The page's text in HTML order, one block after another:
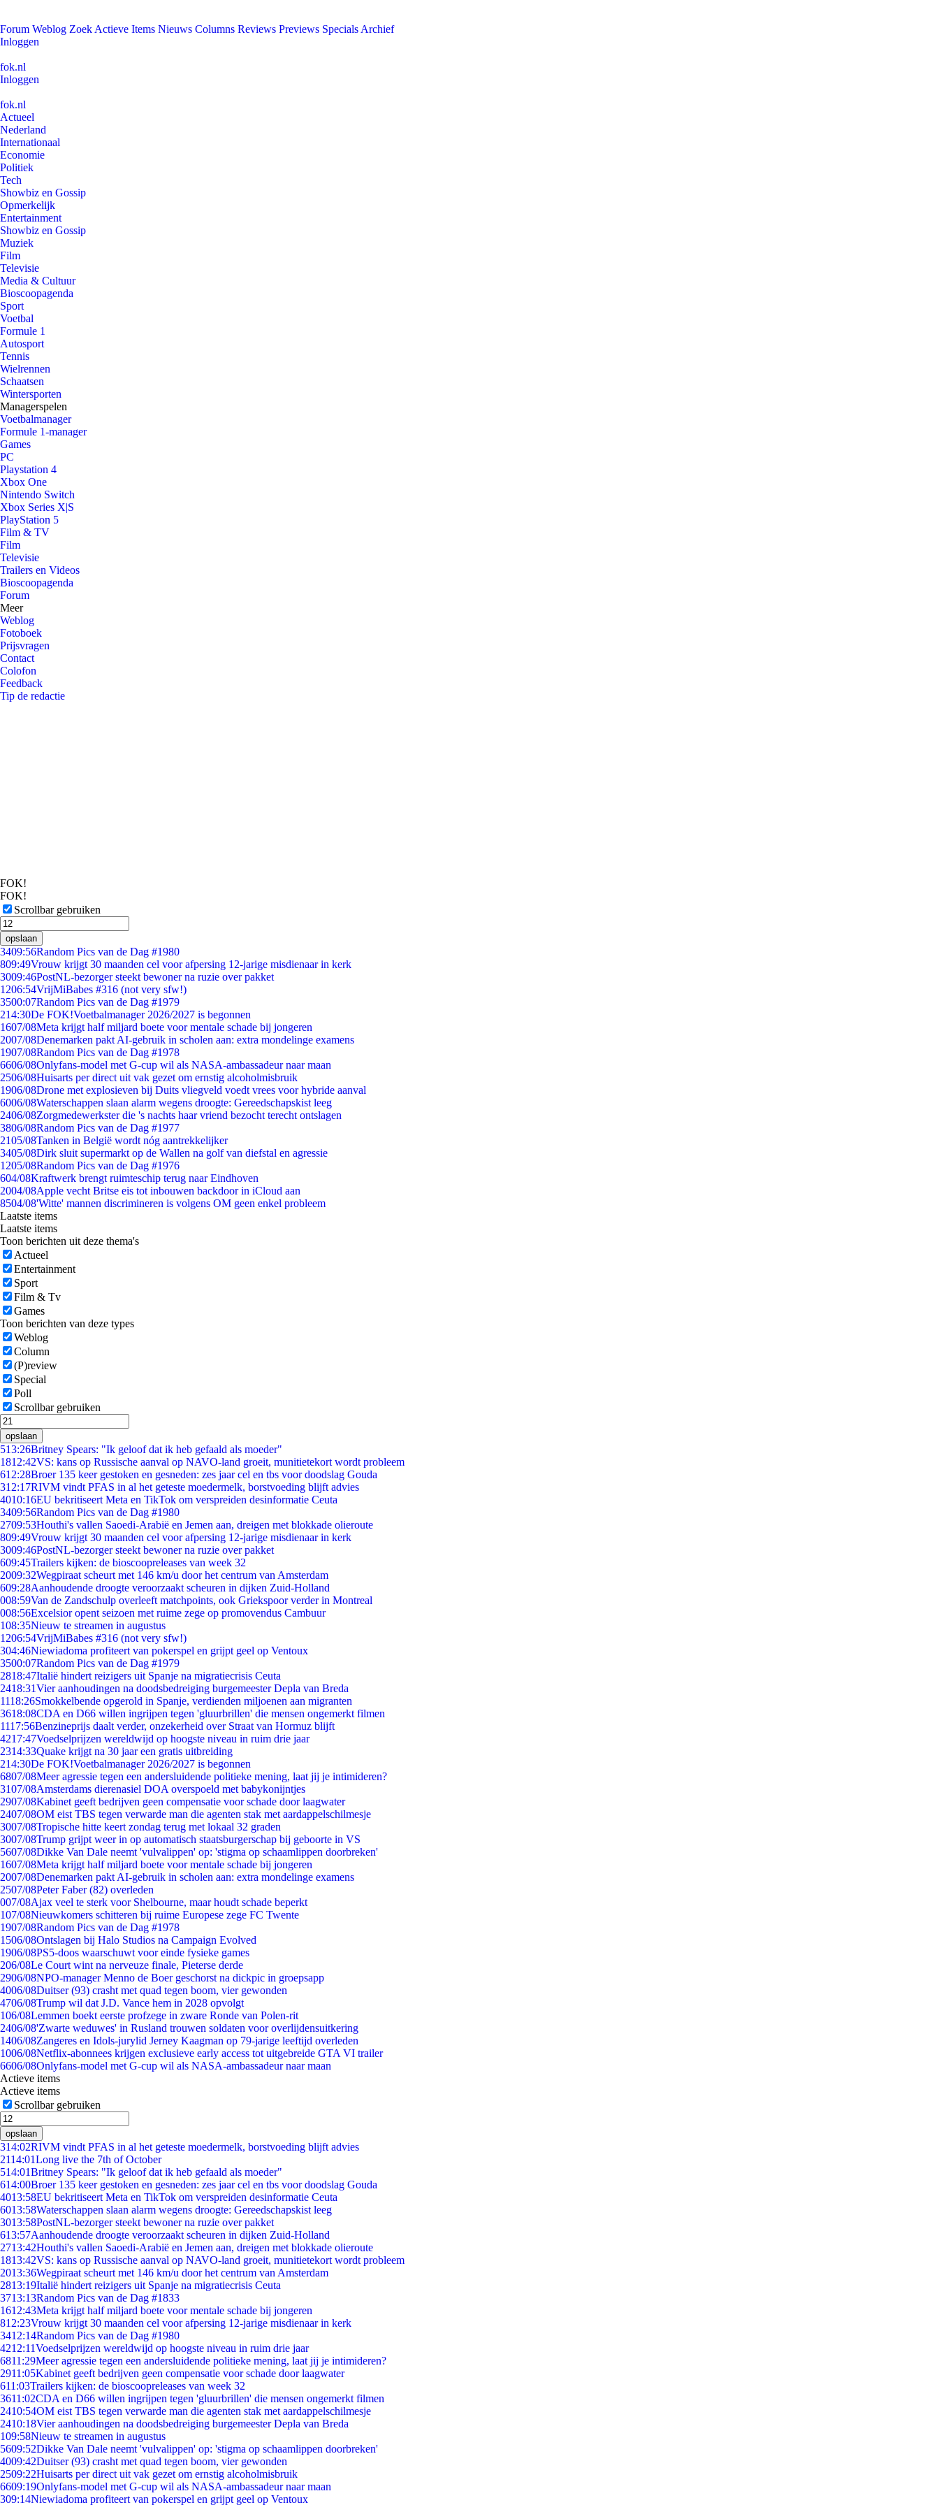
Forum Weblog Zoek Actieve Items Nieuws Columns Reviews Previews Specials Archief
Inloggen
fok.nl
Inloggen
fok.nl
Actueel
Nederland
Internationaal
Economie
Politiek
Tech
Showbiz en Gossip
Opmerkelijk
Entertainment
Showbiz en Gossip
Muziek
Film
Televisie
Media & Cultuur
Bioscoopagenda
Sport
Voetbal
Formule 1
Autosport
Tennis
Wielrennen
Schaatsen
Wintersporten
Managerspelen
Voetbalmanager
Formule 1-manager
Games
PC
Playstation 4
Xbox One
Nintendo Switch
Xbox Series X|S
PlayStation 5
Film & TV
Film
Televisie
Trailers en Videos
Bioscoopagenda
Forum
Meer
Weblog
Fotoboek
Prijsvragen
Contact
Colofon
Feedback
Tip de redactie
FOK!
FOK!
Scrollbar gebruiken
opslaan
3409:56Random Pics van de Dag #1980
809:49Vrouw krijgt 30 maanden cel voor afpersing 12-jarige misdienaar in kerk
3009:46PostNL-bezorger steekt bewoner na ruzie over pakket
1206:54VrijMiBabes #316 (not very sfw!)
3500:07Random Pics van de Dag #1979
214:30De FOK!Voetbalmanager 2026/2027 is begonnen
1607/08Meta krijgt half miljard boete voor mentale schade bij jongeren
2007/08Denemarken pakt AI-gebruik in scholen aan: extra mondelinge examens
1907/08Random Pics van de Dag #1978
6606/08Onlyfans-model met G-cup wil als NASA-ambassadeur naar maan
2506/08Huisarts per direct uit vak gezet om ernstig alcoholmisbruik
1906/08Drone met explosieven bij Duits vliegveld voedt vrees voor hybride aanval
6006/08Waterschappen slaan alarm wegens droogte: Gereedschapskist leeg
2406/08Zorgmedewerkster die 's nachts haar vriend bezocht terecht ontslagen
3806/08Random Pics van de Dag #1977
2105/08Tanken in België wordt nóg aantrekkelijker
3405/08Dirk sluit supermarkt op de Wallen na golf van diefstal en agressie
1205/08Random Pics van de Dag #1976
604/08Kraftwerk brengt ruimteschip terug naar Eindhoven
2004/08Apple vecht Britse eis tot inbouwen backdoor in iCloud aan
8504/08'Witte' mannen discrimineren is volgens OM geen enkel probleem
Laatste items
Laatste items
Toon berichten uit deze thema's
Actueel
Entertainment
Sport
Film & Tv
Games
Toon berichten van deze types
Weblog
Column
(P)review
Special
Poll
Scrollbar gebruiken
opslaan
513:26Britney Spears: "Ik geloof dat ik heb gefaald als moeder"
1812:42VS: kans op Russische aanval op NAVO-land groeit, munitietekort wordt probleem
612:28Broer 135 keer gestoken en gesneden: zes jaar cel en tbs voor doodslag Gouda
312:17RIVM vindt PFAS in al het geteste moedermelk, borstvoeding blijft advies
4010:16EU bekritiseert Meta en TikTok om verspreiden desinformatie Ceuta
3409:56Random Pics van de Dag #1980
2709:53Houthi's vallen Saoedi-Arabië en Jemen aan, dreigen met blokkade olieroute
809:49Vrouw krijgt 30 maanden cel voor afpersing 12-jarige misdienaar in kerk
3009:46PostNL-bezorger steekt bewoner na ruzie over pakket
609:45Trailers kijken: de bioscoopreleases van week 32
2009:32Wegpiraat scheurt met 146 km/u door het centrum van Amsterdam
609:28Aanhoudende droogte veroorzaakt scheuren in dijken Zuid-Holland
008:59Van de Zandschulp overleeft matchpoints, ook Griekspoor verder in Montreal
008:56Excelsior opent seizoen met ruime zege op promovendus Cambuur
108:35Nieuw te streamen in augustus
1206:54VrijMiBabes #316 (not very sfw!)
304:46Niewiadoma profiteert van pokerspel en grijpt geel op Ventoux
3500:07Random Pics van de Dag #1979
2818:47Italië hindert reizigers uit Spanje na migratiecrisis Ceuta
2418:31Vier aanhoudingen na doodsbedreiging burgemeester Depla van Breda
1118:26Smokkelbende opgerold in Spanje, verdienden miljoenen aan migranten
3618:08CDA en D66 willen ingrijpen tegen 'gluurbrillen' die mensen ongemerkt filmen
1117:56Benzineprijs daalt verder, onzekerheid over Straat van Hormuz blijft
4217:47Voedselprijzen wereldwijd op hoogste niveau in ruim drie jaar
2314:33Quake krijgt na 30 jaar een gratis uitbreiding
214:30De FOK!Voetbalmanager 2026/2027 is begonnen
6807/08Meer agressie tegen een andersluidende politieke mening, laat jij je intimideren?
3107/08Amsterdams dierenasiel DOA overspoeld met babykonijntjes
2907/08Kabinet geeft bedrijven geen compensatie voor schade door laagwater
2407/08OM eist TBS tegen verwarde man die agenten stak met aardappelschilmesje
3007/08Tropische hitte keert zondag terug met lokaal 32 graden
3007/08Trump grijpt weer in op automatisch staatsburgerschap bij geboorte in VS
5607/08Dikke Van Dale neemt 'vulvalippen' op: 'stigma op schaamlippen doorbreken'
1607/08Meta krijgt half miljard boete voor mentale schade bij jongeren
2007/08Denemarken pakt AI-gebruik in scholen aan: extra mondelinge examens
2507/08Peter Faber (82) overleden
007/08Ajax veel te sterk voor Shelbourne, maar houdt schade beperkt
107/08Nieuwkomers schitteren bij ruime Europese zege FC Twente
1907/08Random Pics van de Dag #1978
1506/08Ontslagen bij Halo Studios na Campaign Evolved
1906/08PS5-doos waarschuwt voor einde fysieke games
206/08Le Court wint na nerveuze finale, Pieterse derde
2906/08NPO-manager Menno de Boer geschorst na dickpic in groepsapp
4006/08Duitser (93) crasht met quad tegen boom, vier gewonden
4706/08Trump wil dat J.D. Vance hem in 2028 opvolgt
106/08Lemmen boekt eerste profzege in zware Ronde van Polen-rit
2406/08'Zwarte weduwes' in Rusland trouwen soldaten voor overlijdensuitkering
1406/08Zangeres en Idols-jurylid Jerney Kaagman op 79-jarige leeftijd overleden
1006/08Netflix-abonnees krijgen exclusieve early access tot uitgebreide GTA VI trailer
6606/08Onlyfans-model met G-cup wil als NASA-ambassadeur naar maan
Actieve items
Actieve items
Scrollbar gebruiken
opslaan
314:02RIVM vindt PFAS in al het geteste moedermelk, borstvoeding blijft advies
2114:01Long live the 7th of October
514:01Britney Spears: "Ik geloof dat ik heb gefaald als moeder"
614:00Broer 135 keer gestoken en gesneden: zes jaar cel en tbs voor doodslag Gouda
4013:58EU bekritiseert Meta en TikTok om verspreiden desinformatie Ceuta
6013:58Waterschappen slaan alarm wegens droogte: Gereedschapskist leeg
3013:58PostNL-bezorger steekt bewoner na ruzie over pakket
613:57Aanhoudende droogte veroorzaakt scheuren in dijken Zuid-Holland
2713:42Houthi's vallen Saoedi-Arabië en Jemen aan, dreigen met blokkade olieroute
1813:42VS: kans op Russische aanval op NAVO-land groeit, munitietekort wordt probleem
2013:36Wegpiraat scheurt met 146 km/u door het centrum van Amsterdam
2813:19Italië hindert reizigers uit Spanje na migratiecrisis Ceuta
3713:13Random Pics van de Dag #1833
1612:43Meta krijgt half miljard boete voor mentale schade bij jongeren
812:23Vrouw krijgt 30 maanden cel voor afpersing 12-jarige misdienaar in kerk
3412:14Random Pics van de Dag #1980
4212:11Voedselprijzen wereldwijd op hoogste niveau in ruim drie jaar
6811:29Meer agressie tegen een andersluidende politieke mening, laat jij je intimideren?
2911:05Kabinet geeft bedrijven geen compensatie voor schade door laagwater
611:03Trailers kijken: de bioscoopreleases van week 32
3611:02CDA en D66 willen ingrijpen tegen 'gluurbrillen' die mensen ongemerkt filmen
2410:54OM eist TBS tegen verwarde man die agenten stak met aardappelschilmesje
2410:18Vier aanhoudingen na doodsbedreiging burgemeester Depla van Breda
109:58Nieuw te streamen in augustus
5609:52Dikke Van Dale neemt 'vulvalippen' op: 'stigma op schaamlippen doorbreken'
4009:42Duitser (93) crasht met quad tegen boom, vier gewonden
2509:22Huisarts per direct uit vak gezet om ernstig alcoholmisbruik
6609:19Onlyfans-model met G-cup wil als NASA-ambassadeur naar maan
309:14Niewiadoma profiteert van pokerspel en grijpt geel op Ventoux